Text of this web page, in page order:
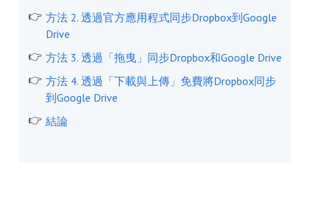
方法 2. 透過官方應用程式同步Dropbox到Google
Drive
方法 3. 透過「拖曳」同步Dropbox和Google Drive
方法 4. 透過「下載與上傳」免費將Dropbox同步
到Google Drive
結論